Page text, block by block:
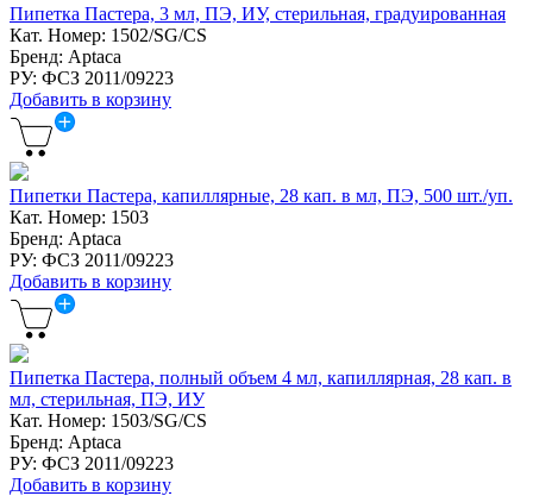
Пипетка Пастера, 3 мл, ПЭ, ИУ, стерильная, градуированная
Кат. Номер: 1502/SG/CS
Бренд: Aptaca
РУ: ФСЗ 2011/09223
Добавить в корзину
Пипетки Пастера, капиллярные, 28 кап. в мл, ПЭ, 500 шт./уп.
Кат. Номер: 1503
Бренд: Aptaca
РУ: ФСЗ 2011/09223
Добавить в корзину
Пипетка Пастера, полный объем 4 мл, капиллярная, 28 кап. в
мл, стерильная, ПЭ, ИУ
Кат. Номер: 1503/SG/CS
Бренд: Aptaca
РУ: ФСЗ 2011/09223
Добавить в корзину